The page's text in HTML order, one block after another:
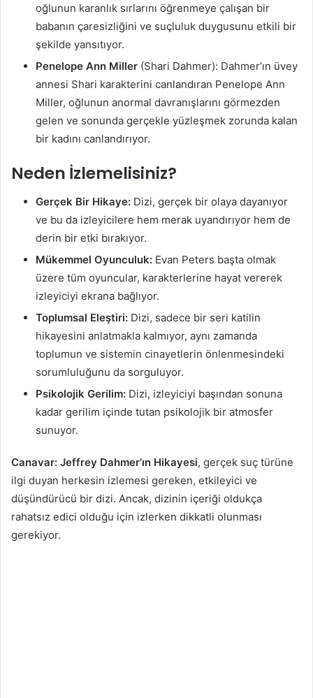
oğlunun karanlık sırlarını öğrenmeye çalışan bir
babanın çaresizliğini ve suçluluk duygusunu etkili bir
şekilde yansıtıyor.
Penelope Ann Miller (Shari Dahmer): Dahmer’ın üvey
annesi Shari karakterini canlandıran Penelope Ann
Miller, oğlunun anormal davranışlarını görmezden
gelen ve sonunda gerçekle yüzleşmek zorunda kalan
bir kadını canlandırıyor.
Neden İzlemelisiniz?
Gerçek Bir Hikaye: Dizi, gerçek bir olaya dayanıyor
ve bu da izleyicilere hem merak uyandırıyor hem de
derin bir etki bırakıyor.
Mükemmel Oyunculuk: Evan Peters başta olmak
üzere tüm oyuncular, karakterlerine hayat vererek
izleyiciyi ekrana bağlıyor.
Toplumsal Eleştiri: Dizi, sadece bir seri katilin
hikayesini anlatmakla kalmıyor, aynı zamanda
toplumun ve sistemin cinayetlerin önlenmesindeki
sorumluluğunu da sorguluyor.
Psikolojik Gerilim: Dizi, izleyiciyi başından sonuna
kadar gerilim içinde tutan psikolojik bir atmosfer
sunuyor.
Canavar: Jeffrey Dahmer’ın Hikayesi, gerçek suç türüne
ilgi duyan herkesin izlemesi gereken, etkileyici ve
düşündürücü bir dizi. Ancak, dizinin içeriği oldukça
rahatsız edici olduğu için izlerken dikkatli olunması
gerekiyor.